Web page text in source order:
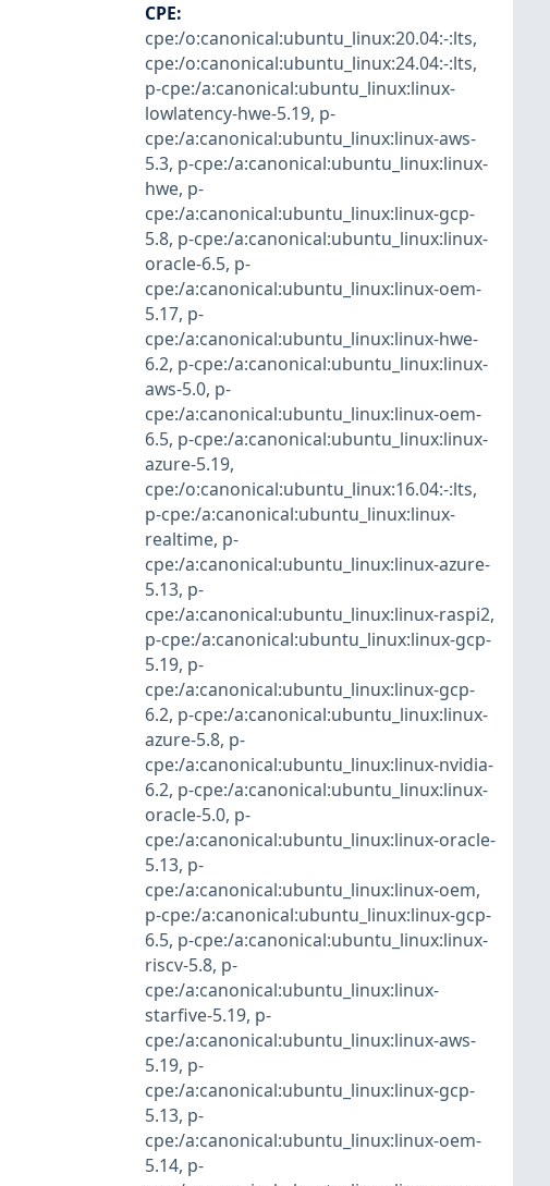
CPE:
cpe:/o:canonical:ubuntu_linux:20.04:-:lts,
cpe:/o:canonical:ubuntu_linux:24.04:-:lts,
p-cpe:/a:canonical:ubuntu_linux:linux-
lowlatency-hwe-5.19, p-
cpe:/a:canonical:ubuntu_linux:linux-aws-
5.3, p-cpe:/a:canonical:ubuntu_linux:linux-
hwe, p-
cpe:/a:canonical:ubuntu_linux:linux-gcp-
5.8, p-cpe:/a:canonical:ubuntu_linux:linux-
oracle-6.5, p-
cpe:/a:canonical:ubuntu_linux:linux-oem-
5.17, p-
cpe:/a:canonical:ubuntu_linux:linux-hwe-
6.2, p-cpe:/a:canonical:ubuntu_linux:linux-
aws-5.0, p-
cpe:/a:canonical:ubuntu_linux:linux-oem-
6.5, p-cpe:/a:canonical:ubuntu_linux:linux-
azure-5.19,
cpe:/o:canonical:ubuntu_linux:16.04:-:lts,
p-cpe:/a:canonical:ubuntu_linux:linux-
realtime, p-
cpe:/a:canonical:ubuntu_linux:linux-azure-
5.13, p-
cpe:/a:canonical:ubuntu_linux:linux-raspi2,
p-cpe:/a:canonical:ubuntu_linux:linux-gcp-
5.19, p-
cpe:/a:canonical:ubuntu_linux:linux-gcp-
6.2, p-cpe:/a:canonical:ubuntu_linux:linux-
azure-5.8, p-
cpe:/a:canonical:ubuntu_linux:linux-nvidia-
6.2, p-cpe:/a:canonical:ubuntu_linux:linux-
oracle-5.0, p-
cpe:/a:canonical:ubuntu_linux:linux-oracle-
5.13, p-
cpe:/a:canonical:ubuntu_linux:linux-oem,
p-cpe:/a:canonical:ubuntu_linux:linux-gcp-
6.5, p-cpe:/a:canonical:ubuntu_linux:linux-
riscv-5.8, p-
cpe:/a:canonical:ubuntu_linux:linux-
starfive-5.19, p-
cpe:/a:canonical:ubuntu_linux:linux-aws-
5.19, p-
cpe:/a:canonical:ubuntu_linux:linux-gcp-
5.13, p-
cpe:/a:canonical:ubuntu_linux:linux-oem-
5.14, p-